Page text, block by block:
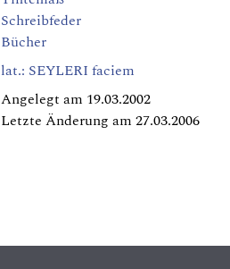
Schreibfeder
Bücher
lat.: SEYLERI faciem
Angelegt am 19.03.2002
Letzte Änderung am 27.03.2006